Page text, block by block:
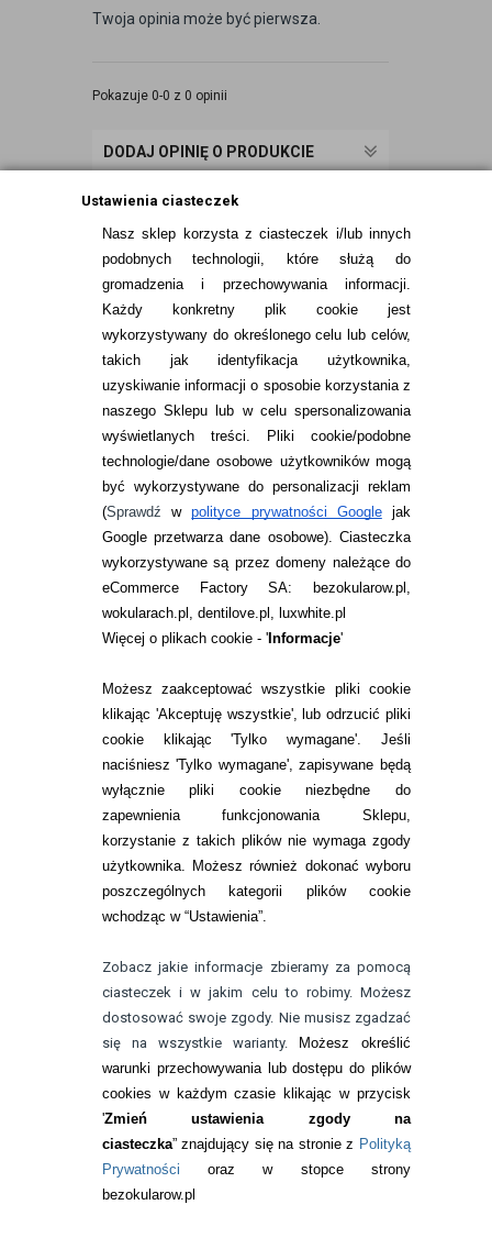
Ustawienia ciasteczek
Nasz sklep korzysta z ciasteczek i/lub innych
podobnych technologii, które służą do
gromadzenia i przechowywania informacji.
Każdy konkretny plik cookie jest
wykorzystywany do określonego celu lub celów,
takich jak identyfikacja użytkownika,
uzyskiwanie informacji o sposobie korzystania z
naszego Sklepu lub w celu spersonalizowania
wyświetlanych treści.
Pliki cookie/podobne
technologie/dane osobowe użytkowników mogą
być wykorzystywane do personalizacji reklam
(Sprawdźwpolityce prywatności Googlejak
Google przetwarza dane osobowe). Ciasteczka
wykorzystywane są przez domeny należące do
eCommerce Factory SA: bezokularow.pl,
wokularach.pl, dentilove.pl, luxwhite.pl
Więcej o plikach cookie - 'Informacje'
Możesz zaakceptować wszystkie pliki cookie
klikając 'Akceptuję wszystkie', lub odrzucić pliki
cookie klikając 'Tylko wymagane'. Jeśli
naciśniesz 'Tylko wymagane', zapisywane będą
wyłącznie pliki cookie niezbędne do
zapewnienia funkcjonowania Sklepu,
korzystanie z takich plików nie wymaga zgody
użytkownika. Możesz również dokonać wyboru
poszczególnych kategorii plików cookie
wchodząc w “Ustawienia”.
Zobacz jakie informacje zbieramy za pomocą
ciasteczek i w jakim celu to robimy. Możesz
dostosować swoje zgody. Nie musisz zgadzać
się na wszystkie warianty.
Możesz określić
warunki przechowywania lub dostępu do plików
cookies w każdym czasie klikając w przycisk
'Zmień ustawienia zgody na
ciasteczka” znajdujący się na stronie z Polityką
Prywatności oraz w stopce strony
bezokularow.pl
Twoja opinia może być pierwsza.
Pokazuje 0-0 z 0 opinii
DODAJ OPINIĘ O PRODUKCIE
INFORMACJE KONTAKTOWE
JAK ZAMAWIAĆ?
ZWROTY I REKLAMACJA
WARUNKI ZAKUPÓW
RANKINGI SOCZEWEK
SOCZEWKI KOLOROWE
Zwrot (odstąpienie od umowy)
ZMIEŃ USTAWIENIA ZGODY NA CIASTECZKA
KONTAKT
telefon:
22 113 44 42
telefon:
732 08 08 72
kontakt@bezokularow.pl